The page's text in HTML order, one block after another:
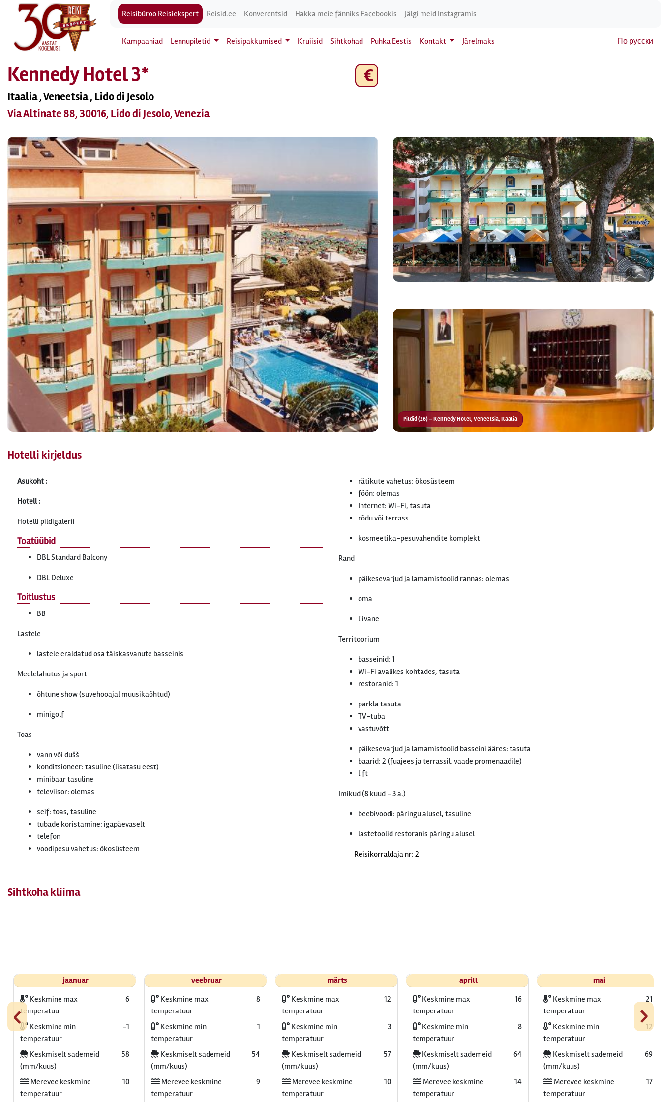
Reisibüroo Reisiekspert Reisid.ee Konverentsid Hakka meie fänniks Facebookis Jälgi meid Instagramis
Kampaaniad Lennupiletid Reisipakkumised Kruiisid Sihtkohad Puhka Eestis Kontakt Järelmaks По русски
Kennedy Hotel 3*
Itaalia , Veneetsia , Lido di Jesolo
Via Altinate 88, 30016, Lido di Jesolo, Venezia
€
Pildid (26) – Kennedy Hotel, Veneetsia, Itaalia
Hotelli kirjeldus
Asukoht :
Hotell :
Hotelli pildigalerii
Toatüübid
DBL Standard Balcony
DBL Deluxe
Toitlustus
BB
Lastele
lastele eraldatud osa täiskasvanute basseinis
Meelelahutus ja sport
õhtune show (suvehooajal muusikaõhtud)
minigolf
Toas
vann või dušš
konditsioneer: tasuline (lisatasu eest)
minibaar tasuline
televiisor: olemas
seif: toas, tasuline
tubade koristamine: igapäevaselt
telefon
voodipesu vahetus: ökosüsteem
rätikute vahetus: ökosüsteem
föön: olemas
Internet: Wi-Fi, tasuta
rõdu või terrass
kosmeetika-pesuvahendite komplekt
Rand
päikesevarjud ja lamamistoolid rannas: olemas
oma
liivane
Territoorium
basseinid: 1
Wi-Fi avalikes kohtades, tasuta
restoranid: 1
parkla tasuta
TV-tuba
vastuvõtt
päikesevarjud ja lamamistoolid basseini ääres: tasuta
baarid: 2 (fuajees ja terrassil, vaade promenaadile)
lift
Imikud (8 kuud - 3 a.)
beebivoodi: päringu alusel, tasuline
lastetoolid restoranis päringu alusel
Reisikorraldaja nr: 2
Sihtkoha kliima
‹ ›
jaanuar
Keskmine max
temperatuur
6
Keskmine min
temperatuur
-1
Keskmiselt sademeid
(mm/kuus)
58
Merevee keskmine
temperatuur
10
veebruar
Keskmine max
temperatuur
8
Keskmine min
temperatuur
1
Keskmiselt sademeid
(mm/kuus)
54
Merevee keskmine
temperatuur
9
märts
Keskmine max
temperatuur
12
Keskmine min
temperatuur
3
Keskmiselt sademeid
(mm/kuus)
57
Merevee keskmine
temperatuur
10
aprill
Keskmine max
temperatuur
16
Keskmine min
temperatuur
8
Keskmiselt sademeid
(mm/kuus)
64
Merevee keskmine
temperatuur
14
mai
Keskmine max
temperatuur
21
Keskmine min
temperatuur
12
Keskmiselt sademeid
(mm/kuus)
69
Merevee keskmine
temperatuur
17